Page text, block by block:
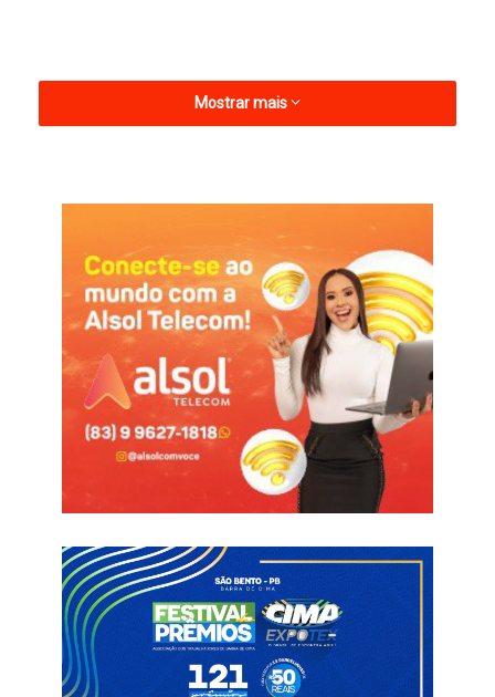
O nível Prata é concedido aos municípios que apresentam
resultados sólidos na implementação de políticas públicas de
alfabetização, com foco na redução das desigualdades
educacionais e no fortalecimento da aprendizagem nos anos
iniciais do Ensino Fundamental.
O Selo Nacional Compromisso com a Alfabetização é uma
iniciativa do Ministério da Educação (MEC), instituída pelo
Decreto nº 12.191, de 20 de setembro de 2024, com o objetivo
de reconhecer esforços e iniciativas exitosas das secretarias
de Educação na formulação e execução de políticas,
programas e estratégias que assegurem o direito à
alfabetização das crianças.
Mostrar mais